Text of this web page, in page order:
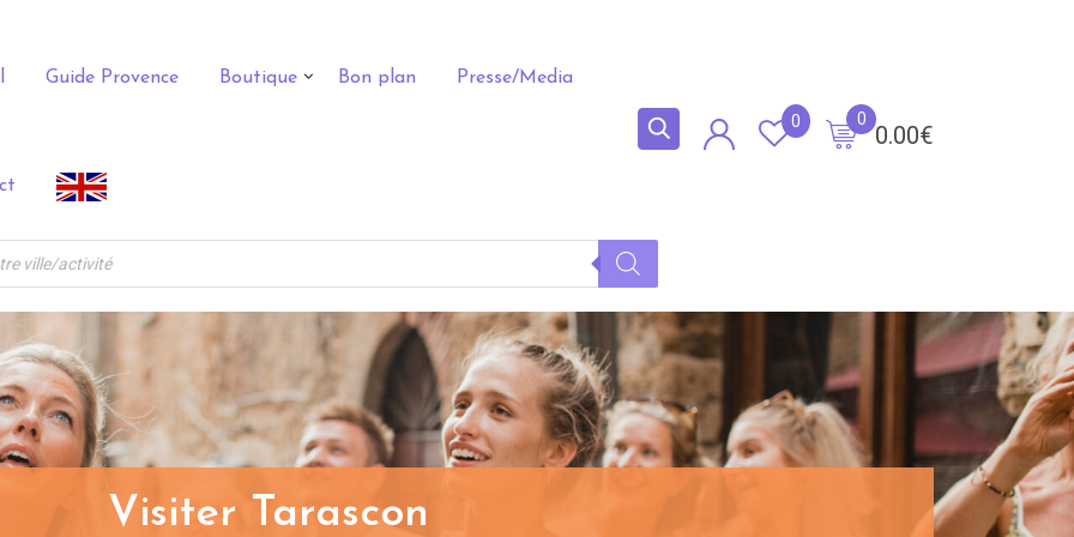
Guide Provence Boutique Bon plan Presse/Media
0.00€
0
0
Visiter Tarascon